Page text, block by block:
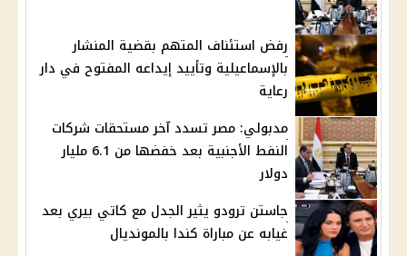
رفض استئناف المتهم بقضية المنشار
بالإسماعيلية وتأييد إيداعه المفتوح في دار
رعاية
مدبولي: مصر تسدد آخر مستحقات شركات
النفط الأجنبية بعد خفضها من 6.1 مليار
دولار
جاستن ترودو يثير الجدل مع كاتي بيري بعد
غيابه عن مباراة كندا بالمونديال